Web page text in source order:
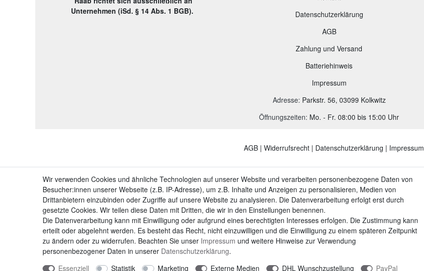
Unternehmen (iSd. § 14 Abs. 1 BGB).
Datenschutzerklärung
AGB
Zahlung und Versand
Batteriehinweis
Impressum
Adresse: Parkstr. 56, 03099 Kolkwitz
Öffnungszeiten: Mo. - Fr. 08:00 bis 15:00 Uhr
AGB | Widerrufsrecht | Datenschutzerklärung | Impressum
Wir verwenden Cookies und ähnliche Technologien auf unserer Website und verarbeiten personenbezogene Daten von
Besucher:innen unserer Webseite (z.B. IP-Adresse), um z.B. Inhalte und Anzeigen zu personalisieren, Medien von
Drittanbietern einzubinden oder Zugriffe auf unsere Website zu analysieren. Die Datenverarbeitung erfolgt erst durch
gesetzte Cookies. Wir teilen diese Daten mit Dritten, die wir in den Einstellungen benennen.
Die Datenverarbeitung kann mit Einwilligung oder aufgrund eines berechtigten Interesses erfolgen. Die Zustimmung kann
erteilt oder abgelehnt werden. Es besteht das Recht, nicht einzuwilligen und die Einwilligung zu einem späteren Zeitpunkt
zu ändern oder zu widerrufen. Beachten Sie unser Impressum und weitere Hinweise zur Verwendung
personenbezogener Daten in unserer Daten­schutz­erklärung.
Essenziell
Statistik Marketing Externe Medien DHL Wunschzustellung PayPal